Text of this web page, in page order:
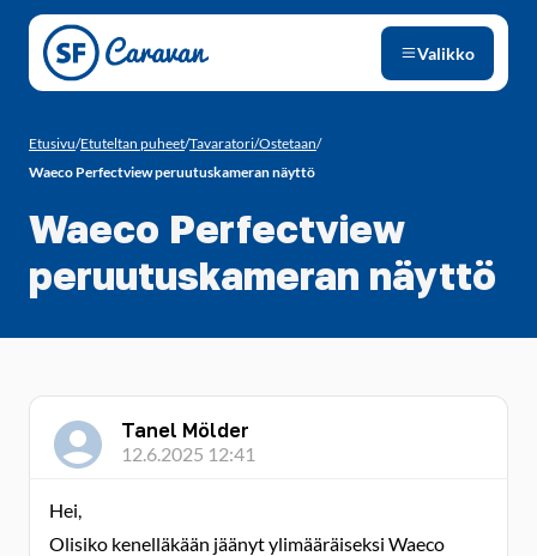
Siirry sivun sisältöön
Valikko
Etusivu/Etuteltan puheet/Tavaratori/Ostetaan/
Waeco Perfectview peruutuskameran näyttö
Waeco Perfectview
peruutuskameran näyttö
Tanel Mölder
12.6.2025 12:41
Hei,
Olisiko kenelläkään jäänyt ylimääräiseksi Waeco